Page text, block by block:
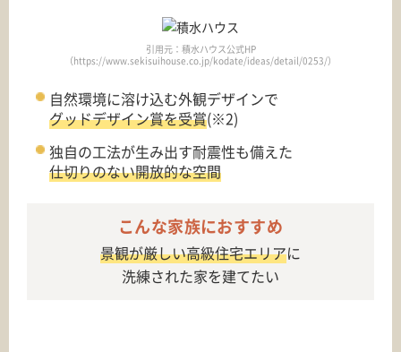
引用元：積水ハウス公式HP
（https://www.sekisuihouse.co.jp/kodate/ideas/detail/0253/）
自然環境に溶け込む外観デザインで
グッドデザイン賞を受賞(※2)
独自の工法が生み出す耐震性も備えた
仕切りのない開放的な空間
こんな家族におすすめ
景観が厳しい高級住宅エリアに
洗練された家を建てたい